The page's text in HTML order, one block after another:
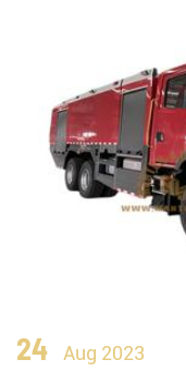
24 Aug 2023